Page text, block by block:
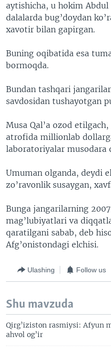
aytishicha, u hokim
dalalarda bug’doydan
xavotir bilan gapirgan.
Buning oqibatida esa
bormoqda.
Bundan tashqari
savdosidan tushayotgan
Musa Qal’a ozod
atrofida millionlab
laboratoriyalar musodara
Umuman olganda, deydi
zo’ravonlik susaygan,
Bunga jangarilarning
mag’lubiyatlari va
qaratilgani sabab, deb
Afg’onistondagi elchisi.
Ulashing Follow us
Shu mavzuda
Qirg’iziston rasmiysi: Afyun
ahvol og’ir